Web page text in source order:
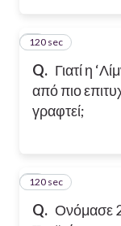
Q. Γιατί η
από πιο
γραφτεί;
4
120 sec
Q. Ονόμασε
5
120 sec